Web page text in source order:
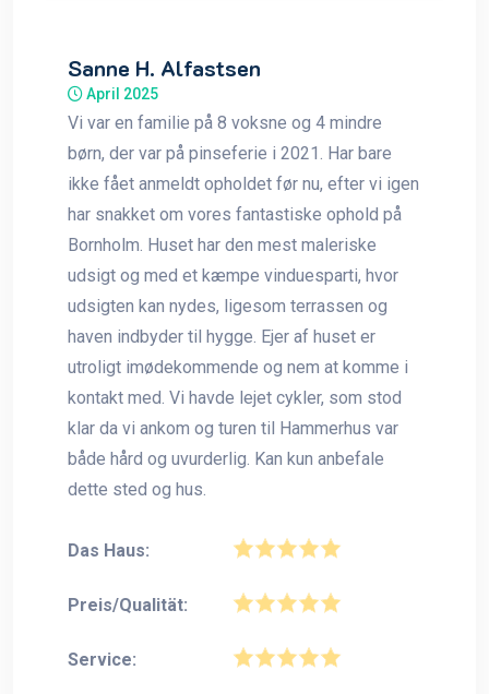
Sanne H. Alfastsen
April 2025
Vi var en familie på 8 voksne og 4 mindre
børn, der var på pinseferie i 2021. Har bare
ikke fået anmeldt opholdet før nu, efter vi igen
har snakket om vores fantastiske ophold på
Bornholm. Huset har den mest maleriske
udsigt og med et kæmpe vinduesparti, hvor
udsigten kan nydes, ligesom terrassen og
haven indbyder til hygge. Ejer af huset er
utroligt imødekommende og nem at komme i
kontakt med. Vi havde lejet cykler, som stod
klar da vi ankom og turen til Hammerhus var
både hård og uvurderlig. Kan kun anbefale
dette sted og hus.
Das Haus:
Preis/Qualität:
Service: